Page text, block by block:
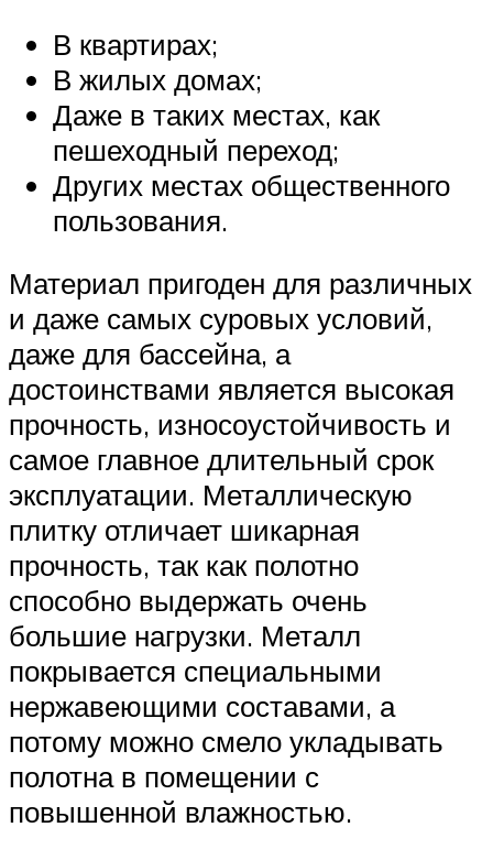
В квартирах;
В жилых домах;
Даже в таких местах, как
пешеходный переход;
Других местах общественного
пользования.
Материал пригоден для различных
и даже самых суровых условий,
даже для бассейна, а
достоинствами является высокая
прочность, износоустойчивость и
самое главное длительный срок
эксплуатации. Металлическую
плитку отличает шикарная
прочность, так как полотно
способно выдержать очень
большие нагрузки. Металл
покрывается специальными
нержавеющими составами, а
потому можно смело укладывать
полотна в помещении с
повышенной влажностью.